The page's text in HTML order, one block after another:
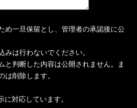
め一旦保留とし、管理者の承認後に公
は行わないでください。
と判断した内容は公開されません。ま
は削除します。
に対応しています。